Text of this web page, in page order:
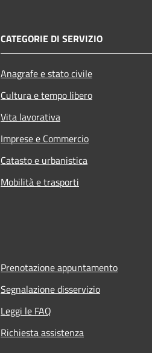
CATEGORIE DI SERVIZIO
Anagrafe e stato civile
Cultura e tempo libero
Vita lavorativa
Imprese e Commercio
Catasto e urbanistica
Mobilità e trasporti
Prenotazione appuntamento
Segnalazione disservizio
Leggi le FAQ
Richiesta assistenza